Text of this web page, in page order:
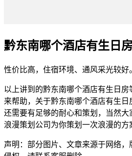
黔东南哪个酒店有生日
性价比高，住宿环境、通风采光较好
以上讲到的黔东南哪个酒店有生日
来帮助，关于黔东南哪个酒店有生
还需要有足够的耐心和策划，当然
浪漫策划公司为你策划一次浪漫的方
声明：部分图片、文章来源于网络